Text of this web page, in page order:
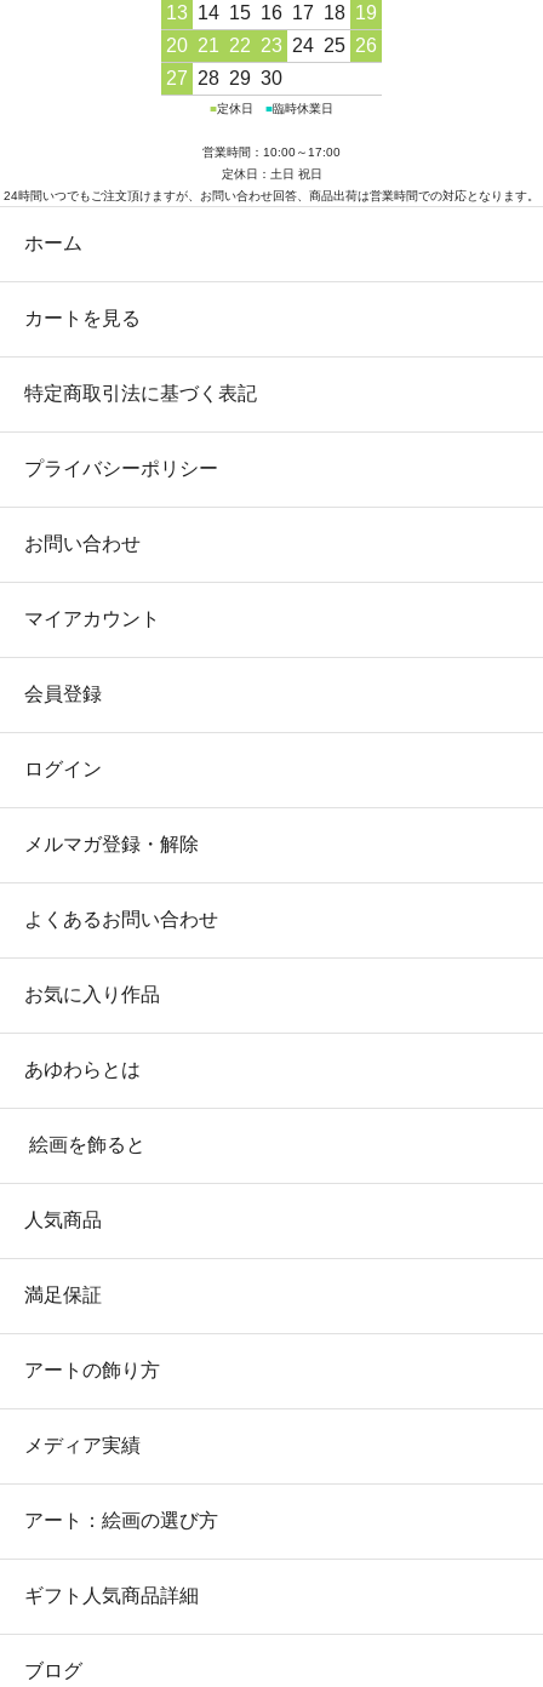
13 14 15 16 17 18 19
20 21 22 23 24 25 26
27 28 29 30
■定休日 ■臨時休業日
営業時間：10:00～17:00
定休日：土日 祝日
24時間いつでもご注文頂けますが、お問い合わせ回答、商品出荷は営業時間での対応となります。
ホーム
カートを見る
特定商取引法に基づく表記
プライバシーポリシー
お問い合わせ
マイアカウント
会員登録
ログイン
メルマガ登録・解除
よくあるお問い合わせ
お気に入り作品
あゆわらとは
絵画を飾ると
人気商品
満足保証
アートの飾り方
メディア実績
アート：絵画の選び方
ギフト人気商品詳細
ブログ